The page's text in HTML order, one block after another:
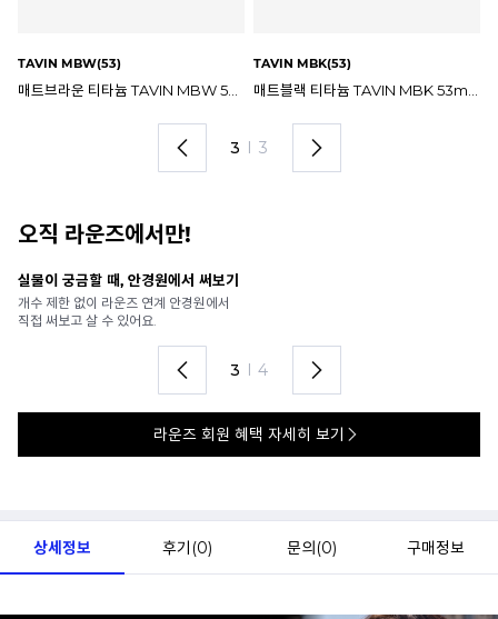
JUNIPER GD(52)
JUNIPER GD 52mm 스테판크리스티앙 주니퍼 안경테
JUNIPER MBW(53)
JUNIPER MBW 53mm 스테판크리스티앙 주니퍼 안경테
1 I 3
오직 라운즈에서만!
안경 렌즈 맞춤까지 한 번에
가까운 안경원으로 배송받아
렌즈 맞춤부터 피팅까지 편하게!
4 I 4
라운즈 회원 혜택 자세히 보기
상세정보 후기(0) 문의(0) 구매정보